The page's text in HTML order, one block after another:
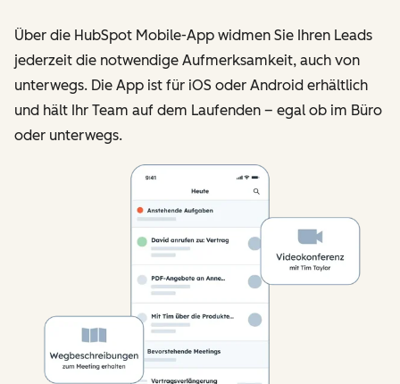
Über die HubSpot Mobile-App widmen Sie Ihren Leads
jederzeit die notwendige Aufmerksamkeit, auch von
unterwegs. Die App ist für iOS oder Android erhältlich
und hält Ihr Team auf dem Laufenden – egal ob im Büro
oder unterwegs.